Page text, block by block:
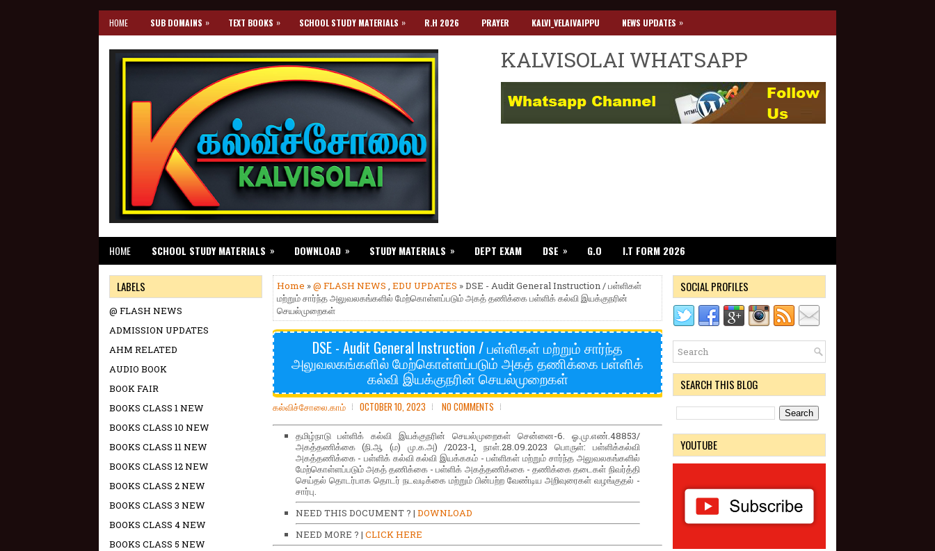
HOME SUB DOMAINS » TEXT BOOKS » SCHOOL STUDY MATERIALS » R.H 2026 PRAYER KALVI_VELAIVAIPPU NEWS UPDATES »
KALVISOLAI WHATSAPP
HOME SCHOOL STUDY MATERIALS » DOWNLOAD » STUDY MATERIALS » DEPT EXAM DSE » G.O I.T FORM 2026
Home »@ FLASH NEWS , EDU UPDATES » DSE - Audit General Instruction / பள்ளிகள்
மற்றும் சார்ந்த அலுவலகங்களில் மேற்கொள்ளப்படும் அகத் தணிக்கை பள்ளிக் கல்வி இயக்குநரின்
செயல்முறைகள்
DSE - Audit General Instruction / பள்ளிகள் மற்றும் சார்ந்த
அலுவலகங்களில் மேற்கொள்ளப்படும் அகத் தணிக்கை பள்ளிக்
கல்வி இயக்குநரின் செயல்முறைகள்
கல்விச்சோலை.காம் OCTOBER 10, 2023 NO COMMENTS
தமிழ்நாடு பள்ளிக் கல்வி இயக்குநரின் செயல்முறைகள் சென்னை-6. ஓ.மு.எண்.48853/
அகத்தணிக்கை (நி.ஆ (ம) மு.க.அ) /2023-1, நாள்.28.09.2023 பொருள்: பள்ளிக்கல்வி
அகத்தணிக்கை - பள்ளிக் கல்வி கல்வி இயக்ககம் - பள்ளிகள் மற்றும் சார்ந்த அலுவலகங்களில்
மேற்கொள்ளப்படும் அகத் தணிக்கை - பள்ளிக் அகத்தணிக்கை - தணிக்கை தடைகள் நிவர்த்தி
செய்தல் தொடர்பாக தொடர் நடவடிக்கை மற்றும் பின்பற்ற வேண்டிய அறிவுரைகள் வழங்குதல் -
சார்பு.
NEED THIS DOCUMENT ? | DOWNLOAD
NEED MORE ? | CLICK HERE
LABELS
@ FLASH NEWS
ADMISSION UPDATES
AHM RELATED
AUDIO BOOK
BOOK FAIR
BOOKS CLASS 1 NEW
BOOKS CLASS 10 NEW
BOOKS CLASS 11 NEW
BOOKS CLASS 12 NEW
BOOKS CLASS 2 NEW
BOOKS CLASS 3 NEW
BOOKS CLASS 4 NEW
BOOKS CLASS 5 NEW
SOCIAL PROFILES
SEARCH THIS BLOG
YOUTUBE